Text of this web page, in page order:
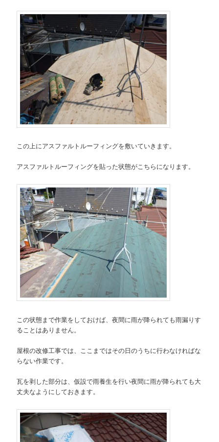
この上にアスファルトルーフィングを敷いていきます。
アスファルトルーフィングを貼った状態がこちらになります。
この状態まで作業をしておけば、夜間に雨が降られても雨漏りす
ることはありません。
屋根の改修工事では、ここまではその日のうちに行わなければな
らない作業です。
瓦を剥した部分は、仮設で雨養生を行い夜間に雨が降られても大
丈夫なようにしておきます。